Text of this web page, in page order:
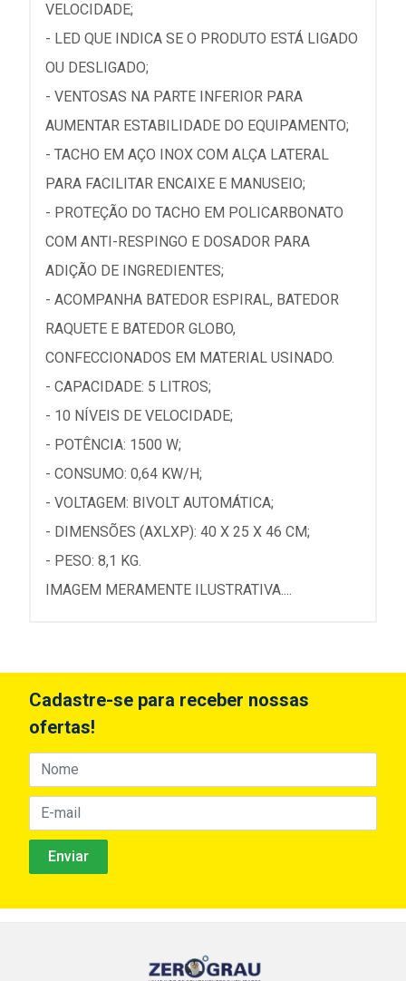
VELOCIDADE;
- LED QUE INDICA SE O PRODUTO ESTÁ LIGADO
OU DESLIGADO;
- VENTOSAS NA PARTE INFERIOR PARA
AUMENTAR ESTABILIDADE DO EQUIPAMENTO;
- TACHO EM AÇO INOX COM ALÇA LATERAL
PARA FACILITAR ENCAIXE E MANUSEIO;
- PROTEÇÃO DO TACHO EM POLICARBONATO
COM ANTI-RESPINGO E DOSADOR PARA
ADIÇÃO DE INGREDIENTES;
- ACOMPANHA BATEDOR ESPIRAL, BATEDOR
RAQUETE E BATEDOR GLOBO,
CONFECCIONADOS EM MATERIAL USINADO.
- CAPACIDADE: 5 LITROS;
- 10 NÍVEIS DE VELOCIDADE;
- POTÊNCIA: 1500 W;
- CONSUMO: 0,64 KW/H;
- VOLTAGEM: BIVOLT AUTOMÁTICA;
- DIMENSÕES (AXLXP): 40 X 25 X 46 CM;
- PESO: 8,1 KG.
IMAGEM MERAMENTE ILUSTRATIVA....
Cadastre-se para receber nossas
ofertas!